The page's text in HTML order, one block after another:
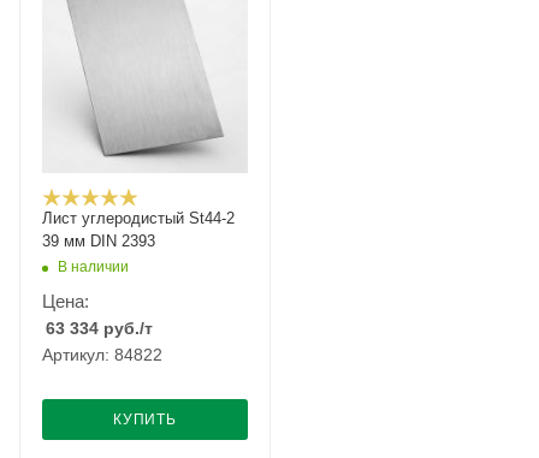
Лист углеродистый St44-2
39 мм DIN 2393
В наличии
Цена:
63 334 руб./т
Артикул: 84822
КУПИТЬ